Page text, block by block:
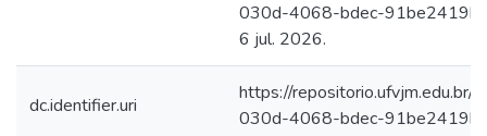
030d-4068-bdec-
6 jul. 2026.
dc.identifier.uri
https://repositorio.ufvjm.edu.br/
030d-4068-bdec-